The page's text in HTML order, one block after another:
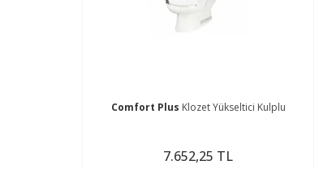
Comfort Plus Klozet Yükseltici Kulplu
7.652,25 TL